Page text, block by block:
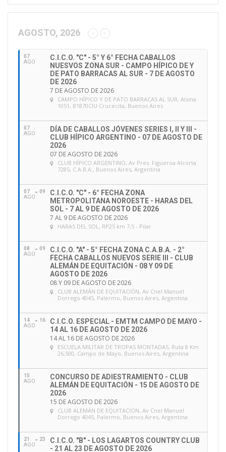
“Pre-JUNIOR”
Campeón:Brasil (Amarillo)
Subcampeón:Brasil (Verde)
Tercero: Chile
Campeón: Brasil (Equipo Verde)
Subcampeón:Argentina (Equipo Celeste)
Tercero: Brasil(Equipo Amarillo)
YOUNG RIDERS
Campeón:Argentina (Equipo Blanco)
Subcampeón:Brasil (Equipo Amarillo)
Tercero:Argentina (Equipo Celeste)
El Campeonato Individual se definió entre los días
variados, podemos decir que se destacó la actuación
de la delegación brasilera.
FINAL “CSI CHILDREN”
Campeón: CS WITCH – Felipe, DE MELLO SIQUEIRA
FERREIRA (Brasil)
e
c
ó
AGOSTO, 2026
07
AGO
C.I.C.O. "C" - 5° Y 6° FECHA CABALLOS
NUESVOS ZONA SUR - CAMPO HÍPICO DE Y
DE PATO BARRACAS AL SUR - 7 DE AGOSTO
DE 2026
7 DE AGOSTO DE 2026
CAMPO HÍPICO Y DE PATO BARRACAS AL SUR, Alsina
1051, B1870CIU Crucecita, Buenos Aires
07
AGO
DÍA DE CABALLOS JÓVENES SERIES I, II Y III -
CLUB HÍPICO ARGENTINO - 07 DE AGOSTO DE
2026
07 DE AGOSTO DE 2026
CLUB HÍPICO ARGENTINO, Av Pres. Figueroa Alcorta
7285, C.A.B.A., Buenos Aires, Argentina
07
AGO
09
C.I.C.O. "C" - 6° FECHA ZONA
METROPOLITANA NOROESTE - HARAS DEL
SOL - 7 AL 9 DE AGOSTO DE 2026
7 AL 9 DE AGOSTO DE 2026
HARAS DEL SOL, RP25 km 7,5 - Pilar
08
AGO
09
C.I.C.O. "A" - 5° FECHA ZONA C.A.B.A. - 2°
FECHA CABALLOS NUEVOS SERIE III - CLUB
ALEMÁN DE EQUITACIÓN - 08 Y 09 DE
AGOSTO DE 2026
08 Y 09 DE AGOSTO DE 2026
CLUB ALEMÁN DE EQUITACIÓN, Av Cnel Manuel
Dorrego 4045, Palermo, Buenos Aires, Argentina
14
AGO
16
C.I.C.O. ESPECIAL - EMTM CAMPO DE MAYO -
14 AL 16 DE AGOSTO DE 2026
14 AL 16 DE AGOSTO DE 2026
ESCUELA MILITAR DE TROPAS MONTADAS, Ruta 8 Km
26,500, Campo de Mayo, Buenos Aires, Argentina
15
AGO
CONCURSO DE ADIESTRAMIENTO - CLUB
ALEMÁN DE EQUITACIÓN - 15 DE AGOSTO DE
2026
15 DE AGOSTO DE 2026
CLUB ALEMÁN DE EQUITACIÓN, Av Cnel Manuel
Dorrego 4045, Palermo, Buenos Aires, Argentina
21
AGO
23
C.I.C.O. "B" - LOS LAGARTOS COUNTRY CLUB
- 21 AL 23 DE AGOSTO DE 2026